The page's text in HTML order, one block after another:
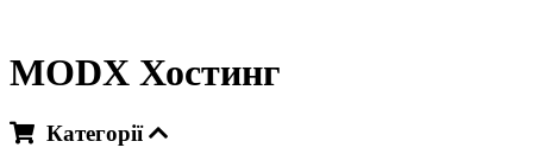
MODX Хостинг
Категорії